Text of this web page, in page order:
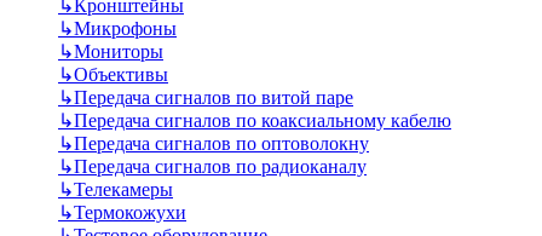
↳Кронштейны
↳Микрофоны
↳Мониторы
↳Объективы
↳Передача сигналов по витой паре
↳Передача сигналов по коаксиальному кабелю
↳Передача сигналов по оптоволокну
↳Передача сигналов по радиоканалу
↳Телекамеры
↳Термокожухи